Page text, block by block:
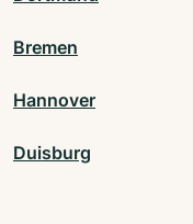
Bremen
Hannover
Duisburg